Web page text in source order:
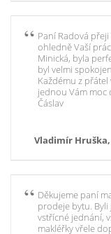
Paní Radová
ohledně Vaší
Minická, byla
byl velmi
Každému z
jednou Vám moc
Čáslav
Vladimír
Děkujeme paní
prodeje bytu.
vstřícné jednání,
makléřky vřele